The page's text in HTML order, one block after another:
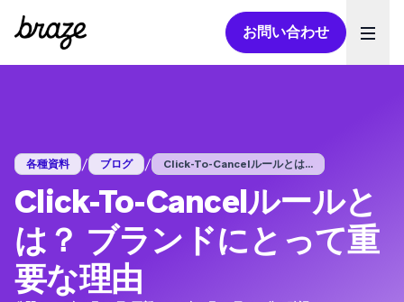
お問い合わせ
各種資料 / ブログ / Click-To-Cancelルールとは...
Click-To-Cancelルールと
は？ ブランドにとって重
要な理由